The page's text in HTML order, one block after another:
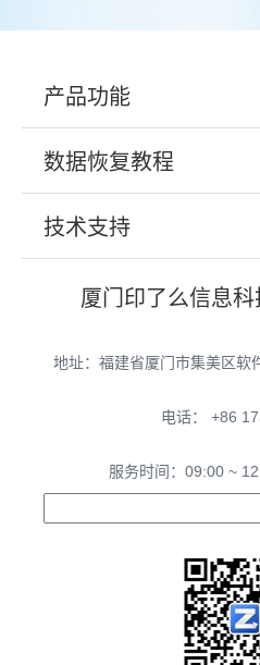
产品功能
数据恢复教程
技术支持
厦门印了么信息科
地址：福建省厦门市集美区软
电话： +86
服务时间：09:00 ~